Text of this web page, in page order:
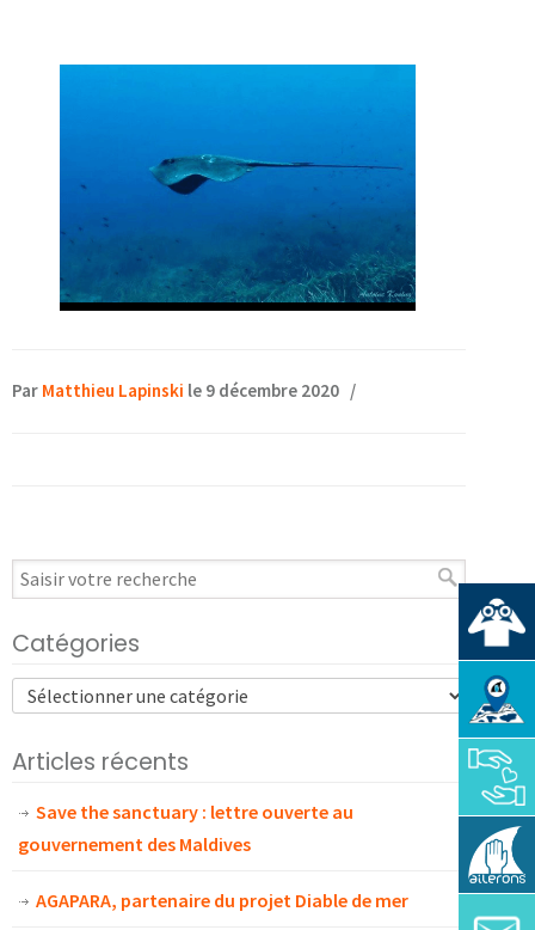
Par Matthieu Lapinski le 9 décembre 2020 /
Catégories
Articles récents
Save the sanctuary : lettre ouverte au
gouvernement des Maldives
AGAPARA, partenaire du projet Diable de mer